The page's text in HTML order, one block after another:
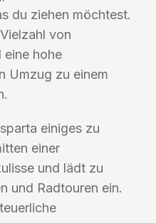
du ziehen möchtest.
von
eine hohe
Umzug zu einem
einiges zu
einer
und lädt zu
und Radtouren ein.